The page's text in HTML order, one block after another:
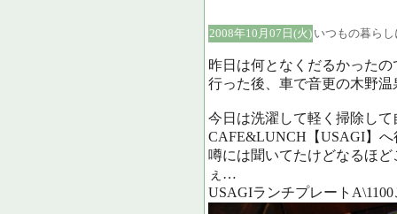
2008年10月07日(火) いつもの暮ら
昨日は何となくだるかった
行った後、車で音更の木野温
今日は洗濯して軽く掃除し
CAFE&LUNCH【USAGI】
噂には聞いてたけどなるほ
ぇ…
USAGIランチプレート